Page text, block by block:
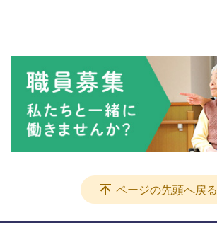
ページの先頭へ戻る